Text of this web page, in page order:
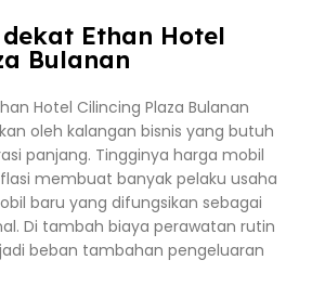
Ethan Hotel
Bulanan
Hotel Cilincing Plaza Bulanan
oleh kalangan bisnis yang butuh
panjang. Tingginya harga mobil
membuat banyak pelaku usaha
baru yang difungsikan sebagai
Di tambah biaya perawatan rutin
beban tambahan pengeluaran